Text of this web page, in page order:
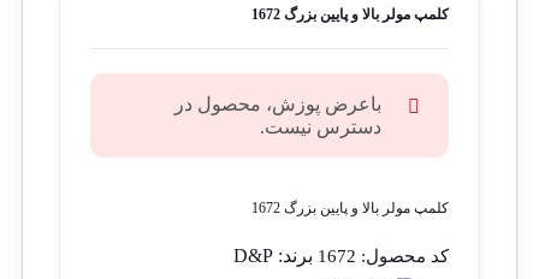
کلمپ مولر بالا و پایین بزرگ 1672
باعرض پوزش، محصول در
دسترس نیست.
کلمپ مولر بالا و پایین بزرگ 1672
کد محصول: 1672 برند: D&P